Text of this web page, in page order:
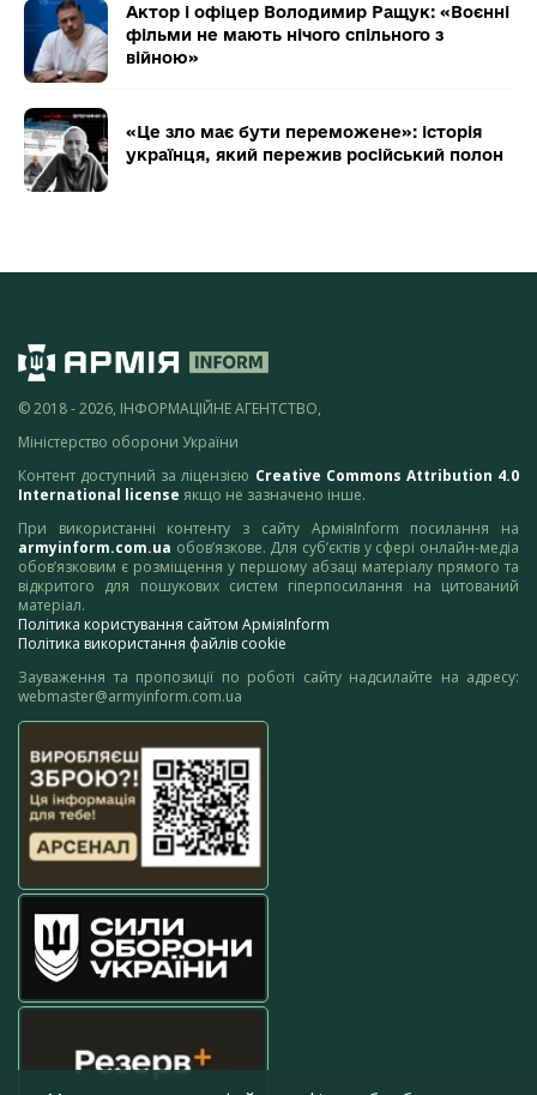
Актор і офіцер Володимир Ращук: «Воєнні
фільми не мають нічого спільного з
війною»
«Це зло має бути переможене»: історія
українця, який пережив російський полон
© 2018 - 2026, ІНФОРМАЦІЙНЕ АГЕНТСТВО,
Міністерство оборони України
Контент доступний за ліцензією Creative Commons Attribution 4.0
International license якщо не зазначено інше.
При використанні контенту з сайту АрміяInform посилання на
armyinform.com.ua обов’язкове. Для суб’єктів у сфері онлайн-медіа
обов’язковим є розміщення у першому абзаці матеріалу прямого та
відкритого для пошукових систем гіперпосилання на цитований
матеріал.
Політика користування сайтом АрміяInform
Політика використання файлів cookie
Зауваження та пропозиції по роботі сайту надсилайте на адресу:
webmaster@armyinform.com.ua